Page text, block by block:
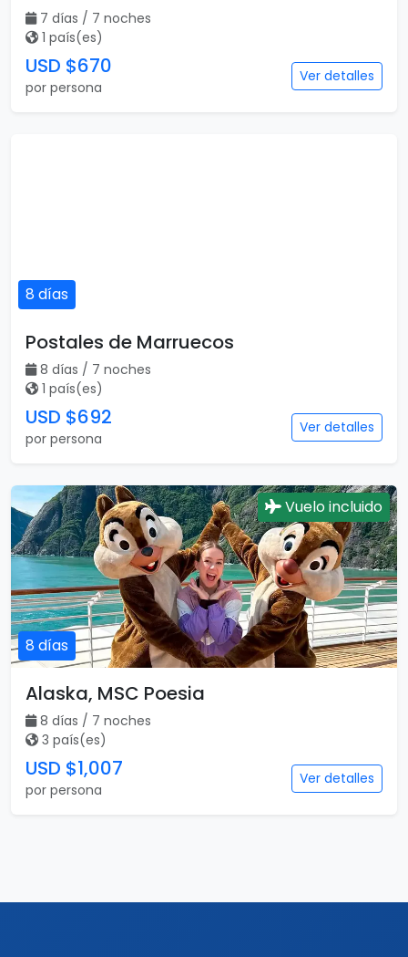
7 días / 7 noches
1 país(es)
USD $670
por persona
Ver detalles
8 días
Postales de Marruecos
8 días / 7 noches
1 país(es)
USD $692
por persona
Ver detalles
8 días
Vuelo incluido
Alaska, MSC Poesia
8 días / 7 noches
3 país(es)
USD $1,007
por persona
Ver detalles